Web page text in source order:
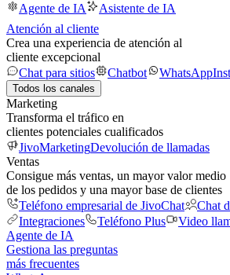
Agente de IA
Asistente de IA
Atención al cliente
Crea una experiencia de atención al
cliente excepcional
Chat para sitios
Chatbot WhatsApp
Todos los canales
Marketing
Transforma el tráfico en
clientes potenciales cualificados
JivoMarketingDevolución de llamadas
Ventas
Consigue más ventas, un mayor valor medio
de los pedidos y una mayor base de clientes
Teléfono empresarial de JivoChat
Chat
Integraciones
Teléfono Plus Video
Agente de IA
Gestiona las preguntas
más frecuentes